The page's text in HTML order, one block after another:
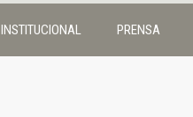
INSTITUCIONAL PRENSA